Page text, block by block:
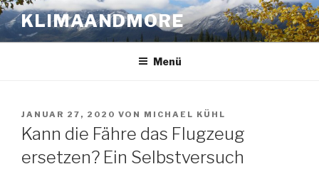
Zum
Inhalt
springen
KLIMAANDMORE
Menü
VERÖFFENTLICHT
AM
JANUAR 27, 2020 VON MICHAEL KÜHL
Kann die Fähre das Flugzeug
ersetzen? Ein Selbstversuch